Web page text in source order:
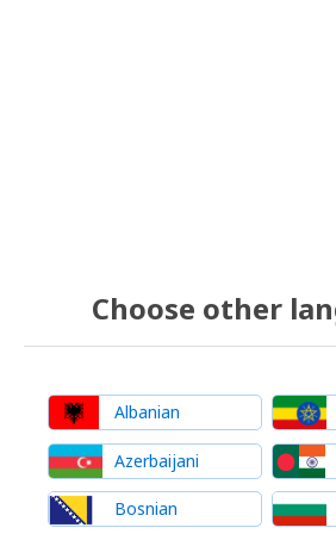
Choose other
Albanian
Azerbaijani
Bosnian